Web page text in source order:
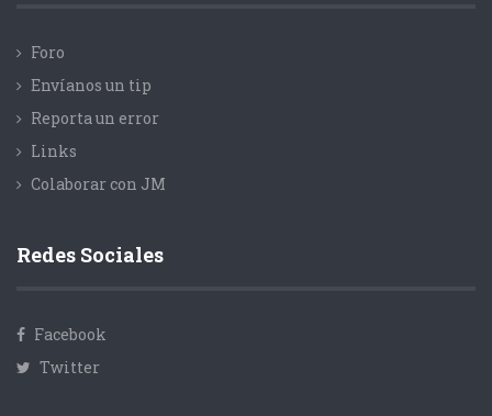
Foro
Envíanos un tip
Reporta un error
Links
Colaborar con JM
Redes Sociales
Facebook
Twitter